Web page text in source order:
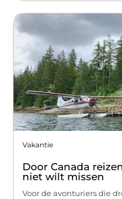
Vakantie
Door Canada
niet wilt missen
Voor de avonturiers die